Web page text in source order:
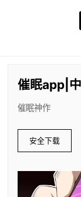
催眠app|
催眠神作
安全下载